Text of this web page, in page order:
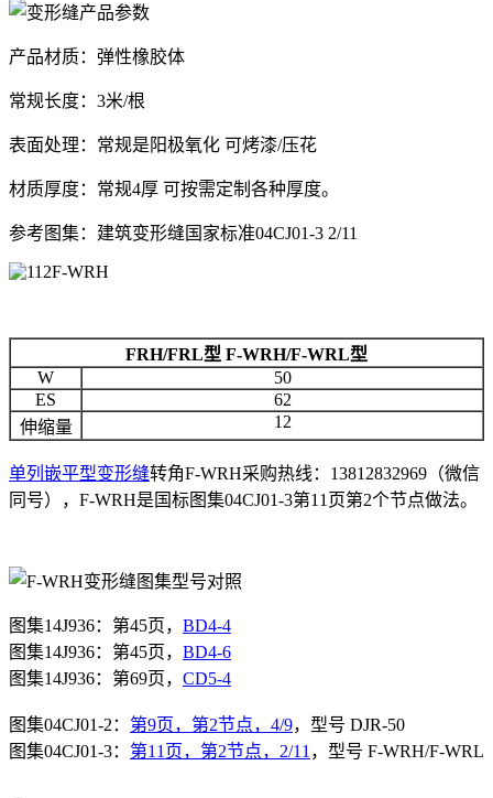
产品材质：弹性橡胶体
常规长度：3米/根
表面处理：常规是阳极氧化 可烤漆/压花
材质厚度：常规4厚 可按需定制各种厚度。
参考图集：建筑变形缝国家标准04CJ01-3 2/11
FRH/FRL型 F-WRH/F-WRL型
W
50
ES
62
伸缩量
12
单列嵌平型变形缝转角F-WRH采购热线：13812832969（微信
同号），F-WRH是国标图集04CJ01-3第11页第2个节点做法。
图集14J936：第45页， BD4-4
图集14J936：第45页， BD4-6
图集14J936：第69页， CD5-4
图集04CJ01-2： 第9页，第2节点，4/9，型号 DJR-50
图集04CJ01-3： 第11页，第2节点，2/11 ，型号 F-WRH/F-WRL